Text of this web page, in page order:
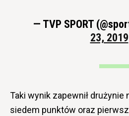
— TVP SPORT
23, 2019
Taki wynik zapewnił
siedem punktów oraz